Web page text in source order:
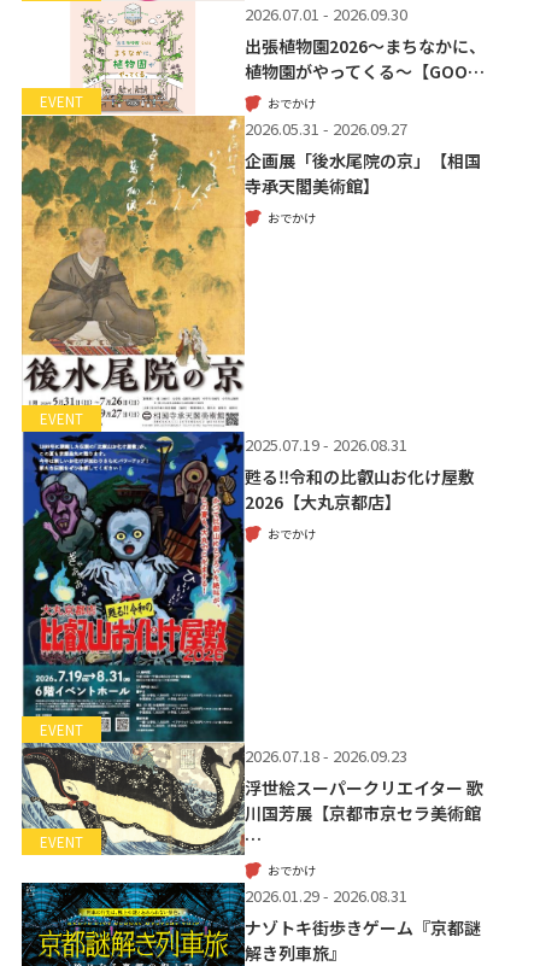
EVENT
2026.07.01 - 2026.09.30
出張植物園2026～まちなかに、
植物園がやってくる～【GOO…
おでかけ
EVENT
2026.05.31 - 2026.09.27
企画展「後水尾院の京」【相国
寺承天閣美術館】
おでかけ
EVENT
2025.07.19 - 2026.08.31
甦る‼令和の比叡山お化け屋敷
2026【大丸京都店】
おでかけ
EVENT
2026.07.18 - 2026.09.23
浮世絵スーパークリエイター 歌
川国芳展【京都市京セラ美術館
…
おでかけ
2026.01.29 - 2026.08.31
ナゾトキ街歩きゲーム『京都謎
解き列車旅』